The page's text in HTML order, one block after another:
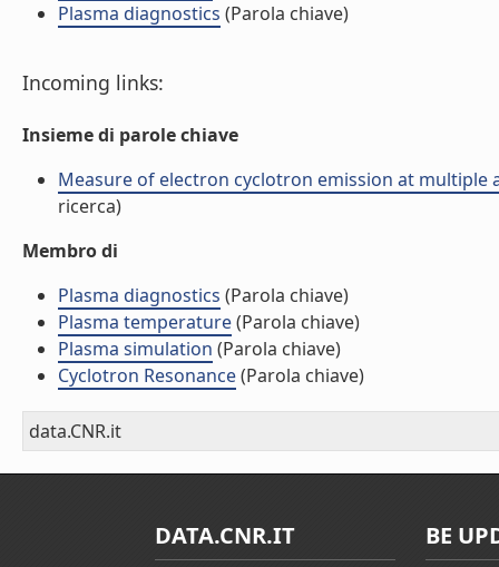
Plasma diagnostics (Parola chiave)
Incoming links:
Insieme di parole chiave
Measure of electron cyclotron emission at multiple
ricerca)
Membro di
Plasma diagnostics (Parola chiave)
Plasma temperature(Parola chiave)
Plasma simulation (Parola chiave)
Cyclotron Resonance(Parola chiave)
data.CNR.it
DATA.CNR.IT BE